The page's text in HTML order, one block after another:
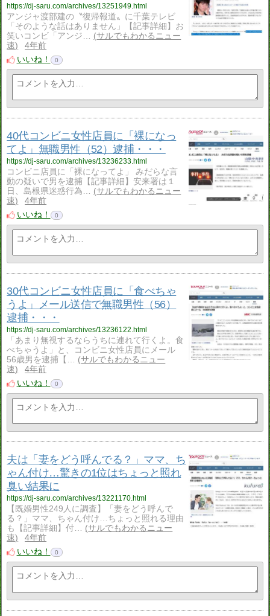
https://dj-saru.com/archives/13251949.html
アンジャ渡部建の〝復帰報道〟に千葉テレビ
「そのような話はありません」【記事詳細】お
笑いコンビ「アンジ…
サルでもわかるニュー
速
4年前
いいね！
0
40代コンビニ女性店員に「裸になっ
てよ」無職男性（52）逮捕・・・
https://dj-saru.com/archives/13236233.html
コンビニ店員に「裸になってよ」 みだらな言
動の疑いで男を逮捕【記事詳細】安来署は１
日、島根県迷惑行為…
サルでもわかるニュー
速
4年前
いいね！
0
30代コンビニ女性店員に「食べちゃ
うよ」メール送信で無職男性（56）
逮捕・・・
https://dj-saru.com/archives/13236122.html
「あまり無視するならうちに連れて行くよ。食
べちゃうよ」と、コンビニ女性店員にメール
56歳男を逮捕【…
サルでもわかるニュー
速
4年前
いいね！
0
夫は「妻をどう呼んでる？」ママ、ち
ゃん付け…驚きの1位はちょっと照れ
臭い結果に
https://dj-saru.com/archives/13221170.html
【既婚男性249人に調査】「妻をどう呼んで
る？」ママ、ちゃん付け…ちょっと照れる理由
も【記事詳細】付…
サルでもわかるニュー
速
4年前
いいね！
0